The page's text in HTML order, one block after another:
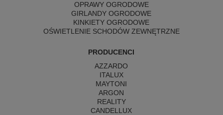
OPRAWY OGRODOWE
GIRLANDY OGRODOWE
KINKIETY OGRODOWE
OŚWIETLENIE SCHODÓW ZEWNĘTRZNE
PRODUCENCI
AZZARDO
ITALUX
MAYTONI
ARGON
REALITY
CANDELLUX